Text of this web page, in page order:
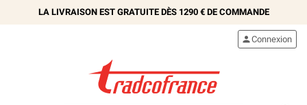
LA LIVRAISON EST GRATUITE DÈS 1290 €DE COMMANDE
Connexion